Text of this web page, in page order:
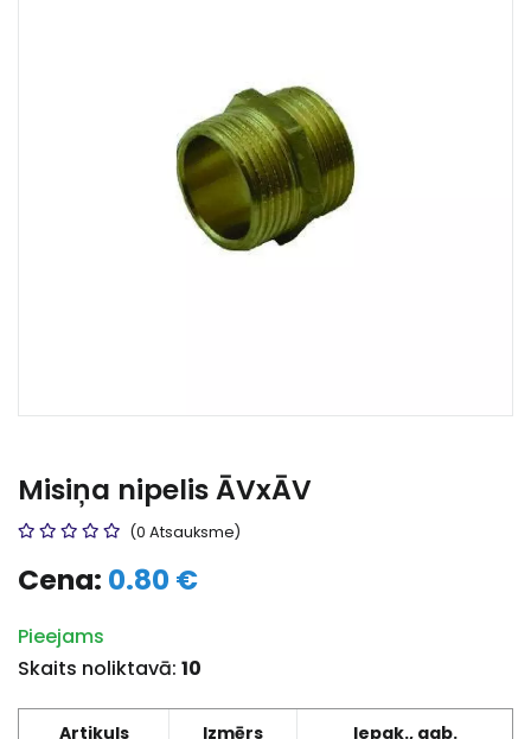
Misiņa nipelis ĀVxĀV
(0 Atsauksme)
Cena: 0.80 €
Pieejams
Skaits noliktavā: 10
Artikuls Izmērs Iepak., gab.